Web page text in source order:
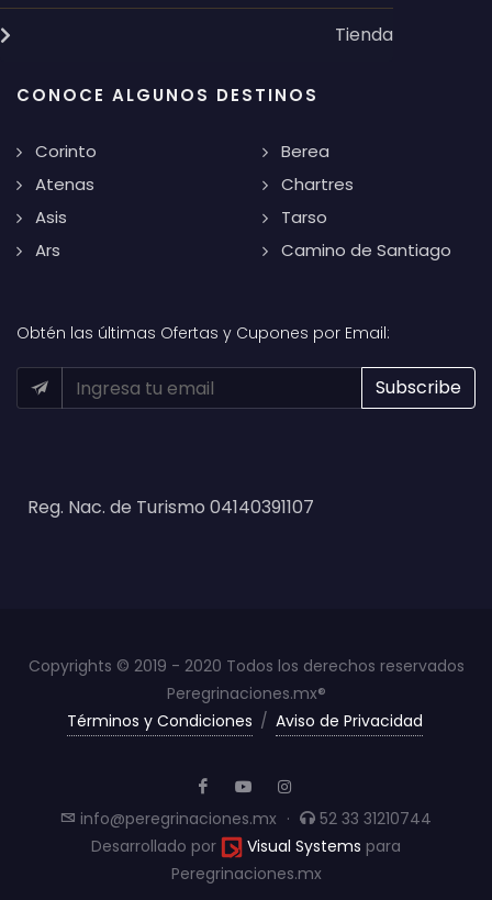
Tienda
CONOCE ALGUNOS DESTINOS
Corinto
Atenas
Asis
Ars
Berea
Chartres
Tarso
Camino de Santiago
Obtén las últimas Ofertas y Cupones por Email:
Reg. Nac. de Turismo 04140391107
Copyrights © 2019 - 2020 Todos los derechos reservados
Peregrinaciones.mx®
Términos y Condiciones / Aviso de Privacidad
info@peregrinaciones.mx ·
52 33 31210744
Desarrollado por
Visual Systems para
Peregrinaciones.mx